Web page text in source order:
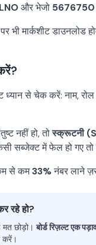
और भेजो 5676750
भी मार्कशीट
ध्यान से चेक करें: नाम,
नहीं हो, तोस्क्रूटनी
सब्जेक्ट में फेल हो गए तो
से कम33%नंबर लाने
रहे हो?
मत छोड़ो।बोर्ड रिज़ल्ट एक